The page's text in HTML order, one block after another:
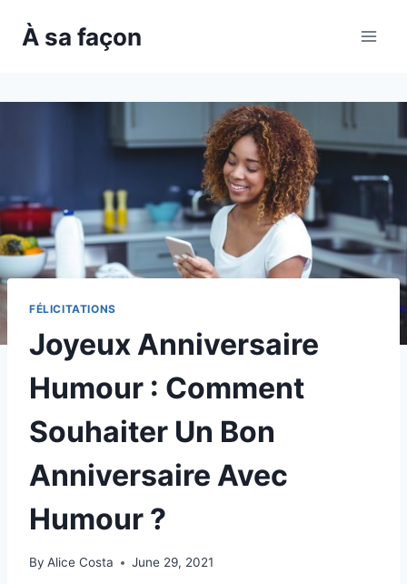
À sa façon
FÉLICITATIONS
Joyeux Anniversaire
Humour : Comment
Souhaiter Un Bon
Anniversaire Avec
Humour ?
By Alice Costa June 29, 2021